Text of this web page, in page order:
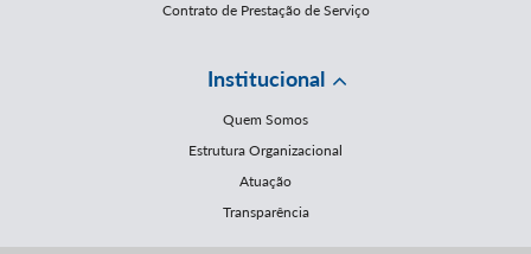
Contrato de Prestação de Serviço
Institucional
Quem Somos
Estrutura Organizacional
Atuação
Transparência